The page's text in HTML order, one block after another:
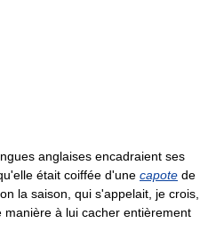
anglaises encadraient ses
était coiffée d'une capote de
la saison, qui s'appelait, je crois,
manière à lui cacher entièrement